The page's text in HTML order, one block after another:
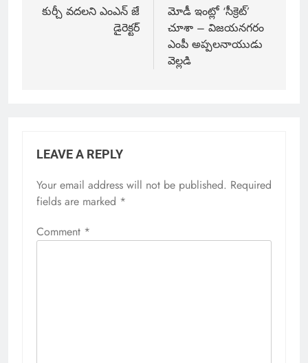
కుర్చీ వదలని ఎంఎన్ జే
డైరెక్టర్
మోడీ ఇంట్లో ‘సీక్రెట్’
చూశా – విజయనగరం
ఎంపీ అప్పలనాయుడు
వెల్లడి
LEAVE A REPLY
Your email address will not be published. Required
fields are marked *
Comment *